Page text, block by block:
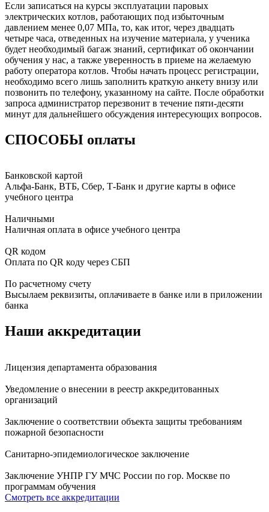
Если записаться на курсы эксплуатации паровых
электрических котлов, работающих под избыточным
давлением менее 0,07 МПа, то, как итог, через двадцать
четыре часа, отведенных на изучение материала, у ученика
будет необходимый багаж знаний, сертификат об окончании
обучения у нас, а также уверенность в приеме на желаемую
работу оператора котлов. Чтобы начать процесс регистрации,
необходимо всего лишь заполнить краткую анкету внизу или
позвонить по телефону, указанному на сайте. После обработки
запроса администратор перезвонит в течение пяти-десяти
минут для дальнейшего обсуждения интересующих вопросов.
СПОСОБЫ оплаты
Банковской картой
Альфа-Банк, ВТБ, Сбер, Т-Банк и другие карты в офисе
учебного центра
Наличными
Наличная оплата в офисе учебного центра
QR кодом
Оплата по QR коду через СБП
По расчетному счету
Высылаем реквизиты, оплачиваете в банке или в приложении
банка
Наши аккредитации
Лицензия департамента образования
Уведомление о внесении в реестр аккредитованных
организаций
Заключение о соответствии объекта защиты требованиям
пожарной безопасности
Санитарно-эпидемиологическое заключение
Заключение УНПР ГУ МЧС России по гор. Москве по
программам обучения
Смотреть все аккредитации